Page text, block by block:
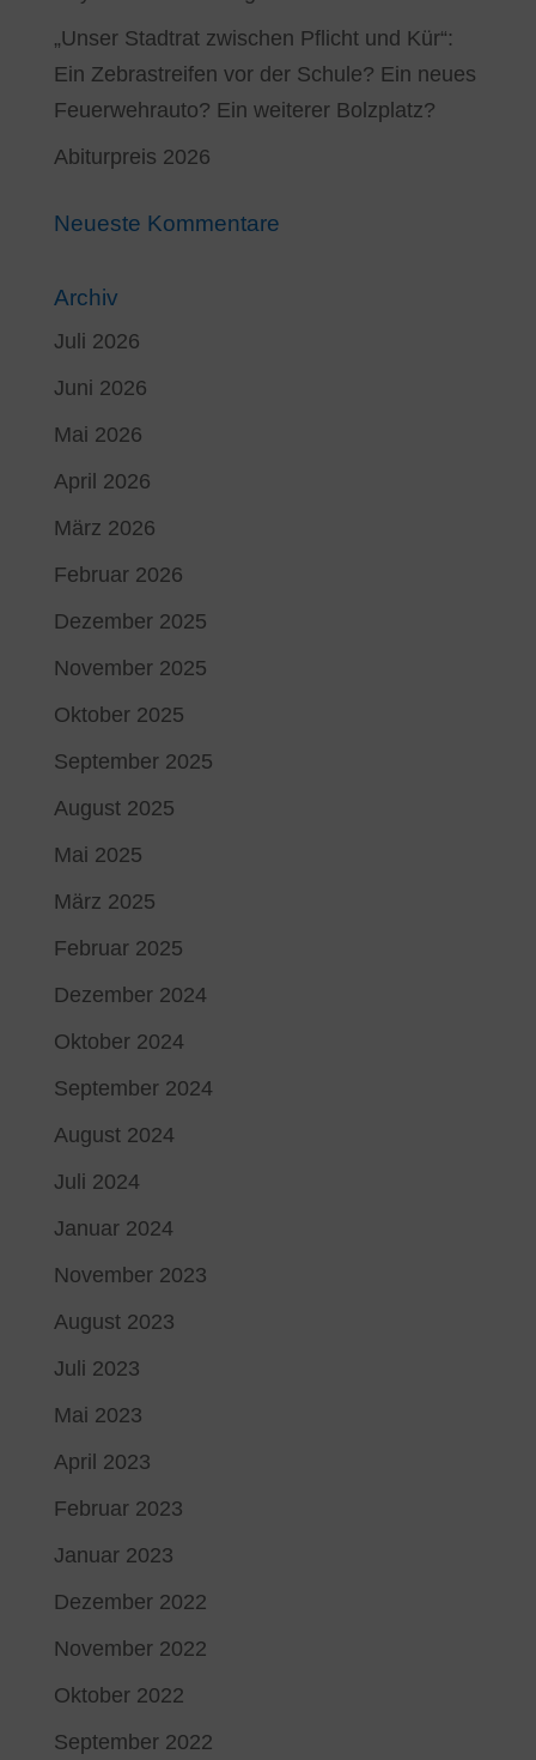
„Unser Stadtrat zwischen Pflicht und Kür“:
Ein Zebrastreifen vor der Schule? Ein neues
Feuerwehrauto? Ein weiterer Bolzplatz?
Abiturpreis 2026
Neueste Kommentare
Archiv
Juli 2026
Juni 2026
Mai 2026
April 2026
März 2026
Februar 2026
Dezember 2025
November 2025
Oktober 2025
September 2025
August 2025
Mai 2025
März 2025
Februar 2025
Dezember 2024
Oktober 2024
September 2024
August 2024
Juli 2024
Januar 2024
November 2023
August 2023
Juli 2023
Mai 2023
April 2023
Februar 2023
Januar 2023
Dezember 2022
November 2022
Oktober 2022
September 2022